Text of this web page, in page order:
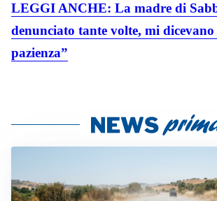
LEGGI ANCHE: La madre di
denunciato tante volte, mi
pazienza”